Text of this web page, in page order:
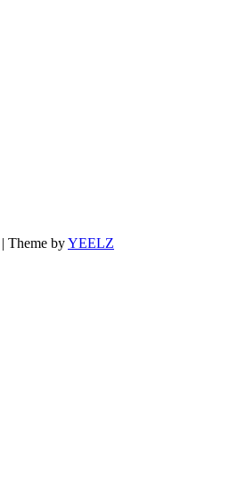
| Theme byYEELZ